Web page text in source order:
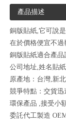
產品描述
銅版貼紙,它可說
在於價格便宜不過
銅版貼紙適合產品
公司地址,姓名貼
原產地：台灣,新
競爭特點：交貨迅
環保產品 ,接受小
委託代工製造